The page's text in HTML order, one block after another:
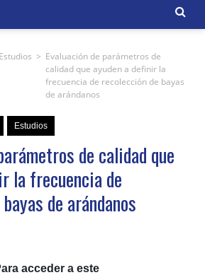
Estudios > Evaluación de parámetros de
calidad que ayuden a definir la
frecuencia de recolección de bayas
de arándanos
Estudios
de calidad que
la frecuencia de
de arándanos
acceder a este